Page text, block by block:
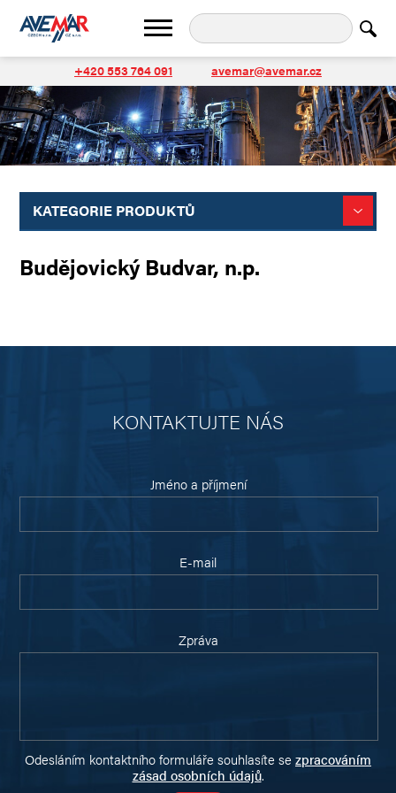
+420 553 764 091 avemar@avemar.cz
KATEGORIE PRODUKTŮ
Budějovický Budvar, n.p.
KONTAKTUJTE NÁS
Jméno a příjmení
E-mail
Zpráva
Odesláním kontaktního formuláře souhlasíte se zpracováním
zásad osobních údajů.